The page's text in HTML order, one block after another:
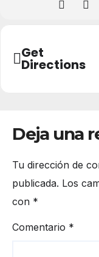
Get
Directions
Deja una
Tu dirección de
publicada. Los
con *
Comentario *